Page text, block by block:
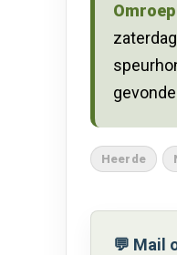
Heerde
💬 Mail